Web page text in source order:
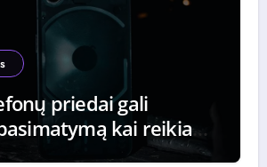
priedai gali
kai reikia
paskutinę minutę